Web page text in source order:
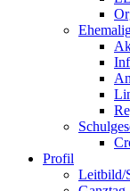
Profil
Leitbild/